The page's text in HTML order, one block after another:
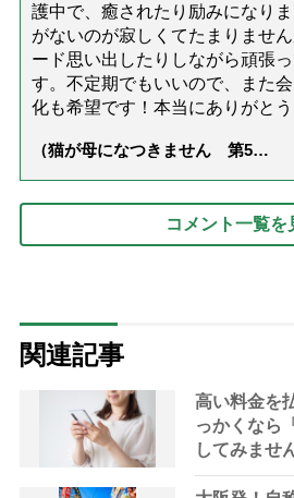
護中で、癒されたり励みになり
がないのが寂しくてたまりませ
ード思い出したりしながら頑張
す。不定期でもいいので、また
化も希望です！本当にありがとう
（猫が母になつきません 第500
コメント一覧を
関連記事
高い料金を
っかくなら
してみませ
の探し方や